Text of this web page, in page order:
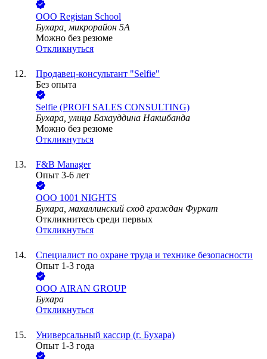
ООО Registan School
Бухара, микрорайон 5А
Можно без резюме
Откликнуться
Продавец-консультант "Selfie"
Без опыта
Selfie (PROFI SALES CONSULTING)
Бухара, улица Бахауддина Накшбанда
Можно без резюме
Откликнуться
F&B Manager
Опыт 3-6 лет
ООО 1001 NIGHTS
Бухара, махаллинский сход граждан Фуркат
Откликнитесь среди первых
Откликнуться
Специалист по охране труда и технике безопасности
Опыт 1-3 года
ООО AIRAN GROUP
Бухара
Откликнуться
Универсальный кассир (г. Бухара)
Опыт 1-3 года